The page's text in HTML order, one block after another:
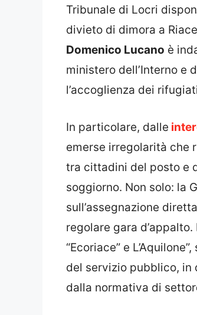
Tribunale di Locri
divieto di dimora a
Domenico Lucano è
ministero dell’Interno e
l’accoglienza dei
In particolare, dalle
emerse irregolarità che
tra cittadini del posto e
soggiorno. Non solo: la
sull’assegnazione
regolare gara
“Ecoriace” e
del servizio pubblico, in
dalla normativa di